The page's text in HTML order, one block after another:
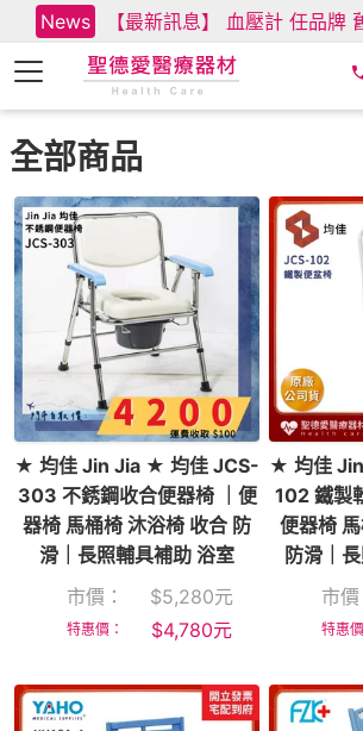
News 【最新訊息】 血壓計 任品牌
全部商品
★ 均佳 Jin Jia ★ 均佳 JCS-
303 不銹鋼收合便器椅 ｜便
器椅 馬桶椅 沐浴椅 收合 防
滑｜長照輔具補助 浴室
市價：
$5,280元
特惠價： $4,780元
★ 均佳
102 鐵製
便器椅
防滑｜
市價
特惠價